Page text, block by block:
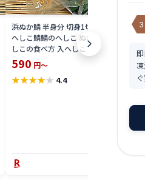
浜ぬか鯖 半身分 切身1切れ 鯖のぬか漬け
へしこ鯖鯖のへしこ ぬか漬け 福井 鯖 へ
しこの食べ方 入へしこ 鯖 さば サバ へし
こ 通販 福井 伝統食 限定 楽天 通販 価格
特価 販売 お土産
590 円～
★★★★★ 4.4
店舗：越前名産工房
3